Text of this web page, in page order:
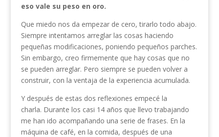
eso vale su peso en oro.
Que miedo nos da empezar de cero, tirarlo todo abajo.
Siempre intentamos arreglar las cosas haciendo
pequeñas modificaciones, poniendo pequeños parches.
Sin embargo, creo firmemente que hay cosas que no
se pueden arreglar. Pero siempre se pueden volver a
construir, con la ventaja de la experiencia acumulada.
Y después de estas dos reflexiones empecé la
charla. Durante los casi 14 años que llevo trabajando
me han ido acompañando una serie de frases. En la
máquina de café, en la comida, después de una